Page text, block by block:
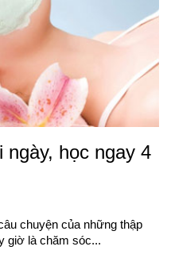
ngày, học ngay 4
chuyện của những thập
giờ là chăm sóc...